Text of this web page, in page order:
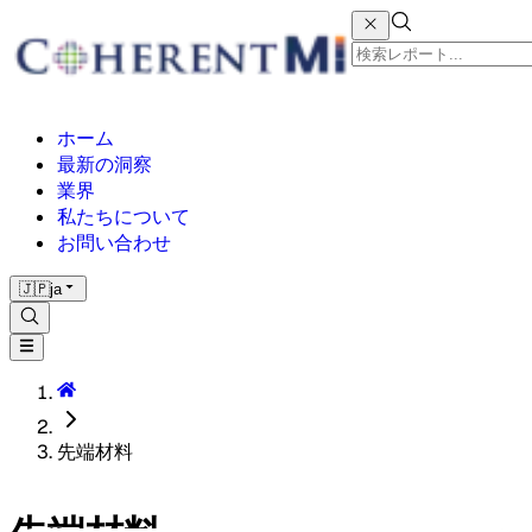
ホーム
最新の洞察
業界
私たちについて
お問い合わせ
🇯🇵ja
先端材料